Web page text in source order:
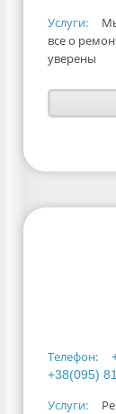
Услуги:
все о
уверены
Телефон:
+38(095)
Услуги: